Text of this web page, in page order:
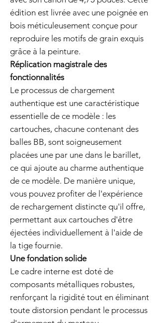
édition est livrée avec une poignée en
bois méticuleusement conçue pour
reproduire les motifs de grain exquis
grâce à la peinture.
Réplication magistrale des
fonctionnalités
Le processus de chargement
authentique est une caractéristique
essentielle de ce modèle : les
cartouches, chacune contenant des
balles BB, sont soigneusement
placées une par une dans le barillet,
ce qui ajoute au charme authentique
de ce modèle. De manière unique,
vous pouvez profiter de l'expérience
de rechargement distincte qu'il offre,
permettant aux cartouches d'être
éjectées individuellement à l'aide de
la tige fournie.
Une fondation solide
Le cadre interne est doté de
composants métalliques robustes,
renforçant la rigidité tout en éliminant
toute distorsion pendant le processus